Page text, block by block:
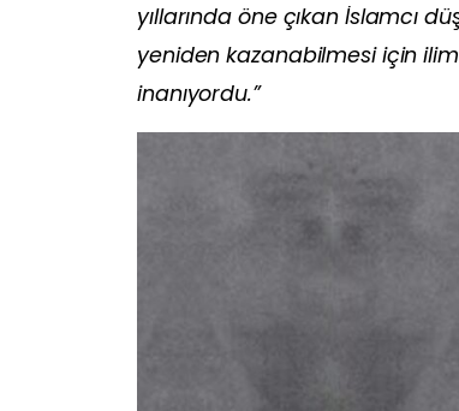
yıllarında öne çıkan İslamcı
yeniden kazanabilmesi için
inanıyordu.”